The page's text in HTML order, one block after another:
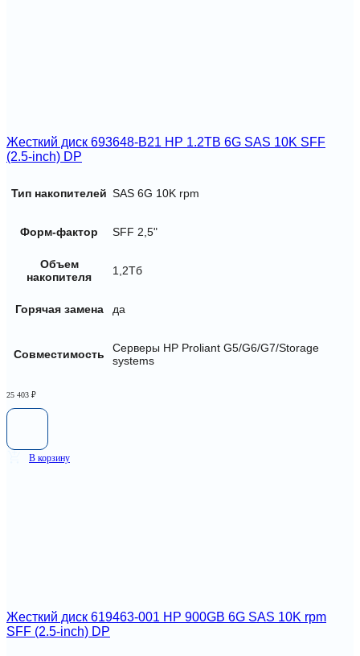
Жесткий диск 693648-B21 HP 1.2TB 6G SAS 10K SFF
(2.5-inch) DP
Тип накопителей SAS 6G 10K rpm
Форм-фактор SFF 2,5"
Объем
накопителя
1,2Тб
Горячая замена да
Совместимость
Серверы HP Proliant G5/G6/G7/Storage
systems
25 403 ₽
В корзину
Жесткий диск 619463-001 HP 900GB 6G SAS 10K rpm
SFF (2.5-inch) DP